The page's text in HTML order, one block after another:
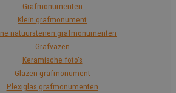
Grafmonumenten
Klein grafmonument
natuurstenen grafmonumenten
Grafvazen
Keramische foto's
Glazen grafmonument
Plexiglas grafmonumenten